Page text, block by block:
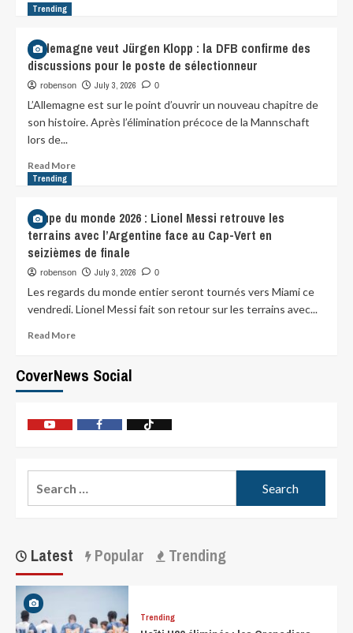
Trending
L’Allemagne veut Jürgen Klopp : la DFB confirme des
discussions pour le poste de sélectionneur
robenson July 3, 2026 0
L’Allemagne est sur le point d’ouvrir un nouveau chapitre de
son histoire. Après l’élimination précoce de la Mannschaft
lors de...
Read More
Trending
Coupe du monde 2026 : Lionel Messi retrouve les
terrains avec l’Argentine face au Cap-Vert en
seizièmes de finale
robenson July 3, 2026 0
Les regards du monde entier seront tournés vers Miami ce
vendredi. Lionel Messi fait son retour sur les terrains avec...
Read More
CoverNews Social
Latest Popular Trending
Trending